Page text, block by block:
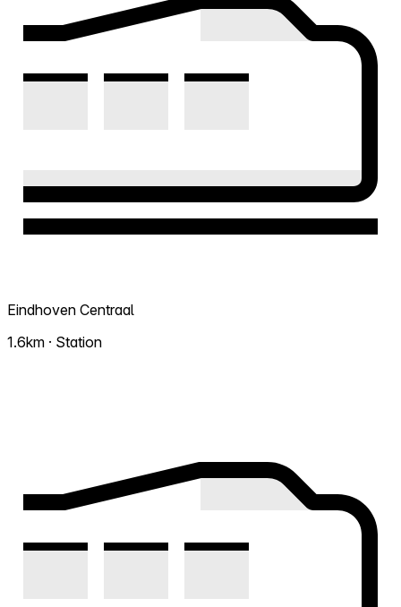
Eindhoven Centraal
1.6km · Station